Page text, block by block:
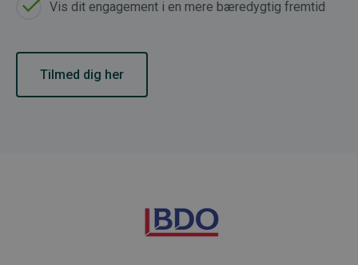
Vis dit engagement i en mere bæredygtig fremtid
Tilmed dig her